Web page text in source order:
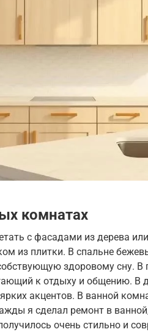
комнатах
с фасадами из дерева
из плитки. В спальне
здоровому сну. В
к отдыху и общению. В
акцентов. В ванной
я сделал ремонт в
очень стильно и